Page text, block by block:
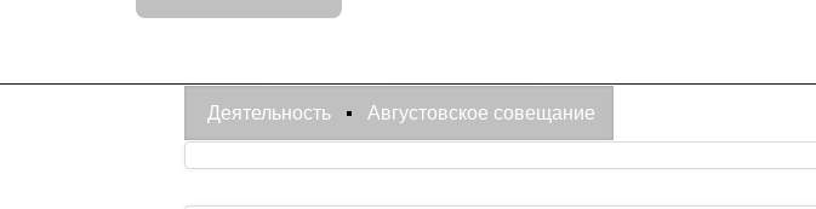
Деятельность Августовское совещание